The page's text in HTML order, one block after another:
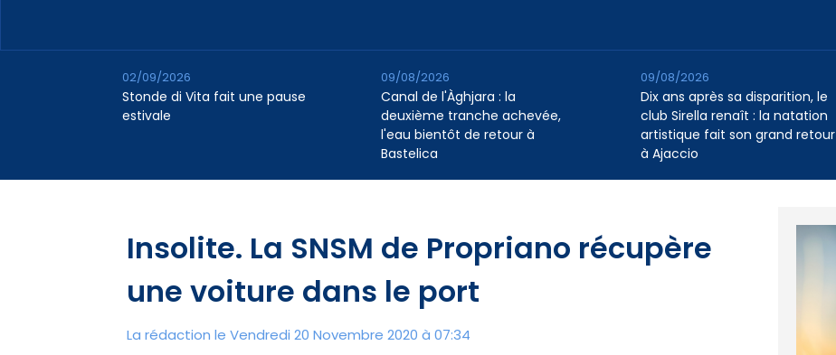
Stonde di Vita fait une pause
estivale
02/09/2026
Canal de l'Àghjara : la
deuxième tranche achevée,
l'eau bientôt de retour à
Bastelica
09/08/2026
Dix ans après sa disparition, le
club Sirella renaît : la natation
artistique fait son grand retour
à Ajaccio
09/08/2026
Insolite. La SNSM de Propriano récupère
une voiture dans le port
La rédaction le Vendredi 20 Novembre 2020 à 07:34